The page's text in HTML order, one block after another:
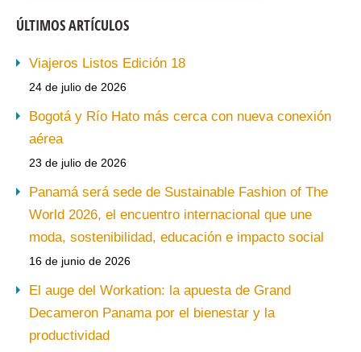
ÚLTIMOS ARTÍCULOS
Viajeros Listos Edición 18
24 de julio de 2026
Bogotá y Río Hato más cerca con nueva conexión
aérea
23 de julio de 2026
Panamá será sede de Sustainable Fashion of The
World 2026, el encuentro internacional que une
moda, sostenibilidad, educación e impacto social
16 de junio de 2026
El auge del Workation: la apuesta de Grand
Decameron Panama por el bienestar y la
productividad